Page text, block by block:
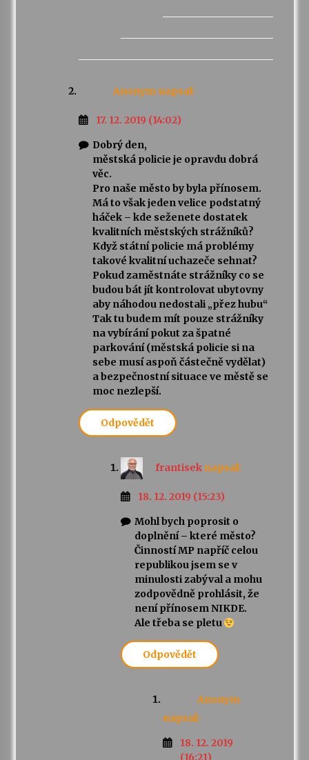
Anonym napsal:
17. 12. 2019 (14:02)
Dobrý den,
městská policie je opravdu dobrá
věc.
Pro naše město by byla přínosem.
Má to však jeden velice podstatný
háček – kde seženete dostatek
kvalitních městských strážníků?
Když státní policie má problémy
takové kvalitní uchazeče sehnat?
Pokud zaměstnáte strážníky co se
budou bát jít kontrolovat ubytovny
aby náhodou nedostali „přez hubu“
Tak tu budem mít pouze strážníky
na vybírání pokut za špatné
parkování (městská policie si na
sebe musí aspoň částečně vydělat)
a bezpečnostní situace ve městě se
moc nezlepší.
Odpovědět
frantisek napsal:
18. 12. 2019 (15:23)
Mohl bych poprosit o
doplnění – které město?
Činností MP napříč celou
republikou jsem se v
minulosti zabýval a mohu
zodpovědně prohlásit, že
není přínosem NIKDE.
Ale třeba se pletu
Odpovědět
Anonym
napsal:
18. 12. 2019
(16:21)